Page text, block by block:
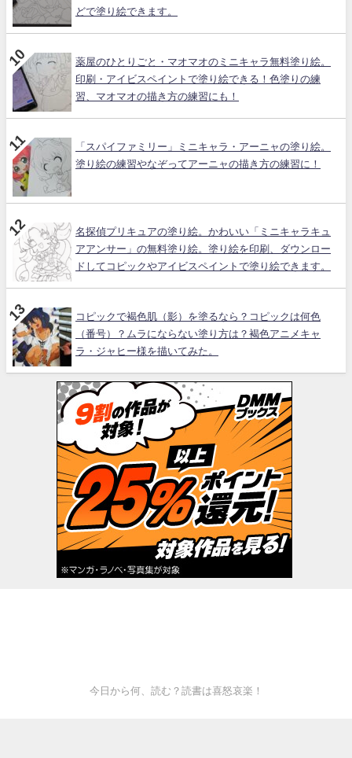
どで塗り絵できます。
薬屋のひとりごと・マオマオのミニキャラ無料塗り絵。
印刷・アイビスペイントで塗り絵できる！色塗りの練
習、マオマオの描き方の練習にも！
「スパイファミリー」ミニキャラ・アーニャの塗り絵。
塗り絵の練習やなぞってアーニャの描き方の練習に！
名探偵プリキュアの塗り絵。かわいい「ミニキャラキュ
アアンサー」の無料塗り絵。塗り絵を印刷、ダウンロー
ドしてコピックやアイビスペイントで塗り絵できます。
コピックで褐色肌（影）を塗るなら？コピックは何色
（番号）？ムラにならない塗り方は？褐色アニメキャ
ラ・ジャヒー様を描いてみた。
今日から何、読む？読書は喜怒哀楽！